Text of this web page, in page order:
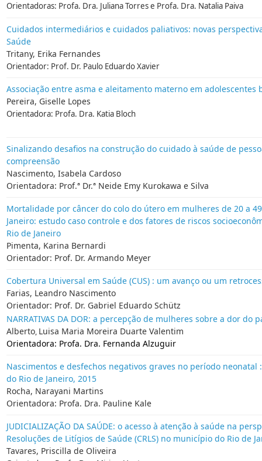
Orientadoras: Profa. Dra. Juliana Torres e Profa. Dra. Natalia Paiva
Cuidados intermediários e cuidados paliativos: novas
Saúde
Tritany, Erika Fernandes
Orientador: Prof. Dr. Paulo Eduardo Xavier
Associação entre asma e aleitamento materno em adolescentes
Pereira, Giselle Lopes
Orientadora: Profa. Dra. Katia Bloch
Sinalizando desafios na construção do cuidado à saúde de
compreensão
Nascimento, Isabela Cardoso
Orientadora: Prof.ª Dr.ª Neide Emy Kurokawa e Silva
Mortalidade por câncer do colo do útero em mulheres de 20 a
Janeiro: estudo caso controle e dos fatores de riscos
Rio de Janeiro
Pimenta, Karina Bernardi
Orientador: Prof. Dr. Armando Meyer
Cobertura Universal em Saúde (CUS) : um avanço ou um
Farias, Leandro Nascimento
Orientador: Prof. Dr. Gabriel Eduardo Schütz
NARRATIVAS DA DOR: a percepção de mulheres sobre a dor
Alberto, Luisa Maria Moreira Duarte Valentim
Orientadora: Profa. Dra. Fernanda Alzuguir
Nascimentos e desfechos negativos graves no período
do Rio de Janeiro, 2015
Rocha, Narayani Martins
Orientadora: Profa. Dra. Pauline Kale
JUDICIALIZAÇÃO DA SAÚDE: o acesso à atenção à saúde na
Resoluções de Litígios de Saúde (CRLS) no município do Rio de
Tavares, Priscilla de Oliveira